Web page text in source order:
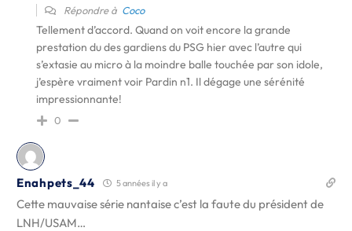
Répondre à Coco
Tellement d’accord. Quand on voit encore la grande
prestation du des gardiens du PSG hier avec l’autre qui
s’extasie au micro à la moindre balle touchée par son idole,
j’espère vraiment voir Pardin n1. Il dégage une sérénité
impressionnante!
0
Enahpets_44 5 années il y a
Cette mauvaise série nantaise c’est la faute du président de
LNH/USAM…